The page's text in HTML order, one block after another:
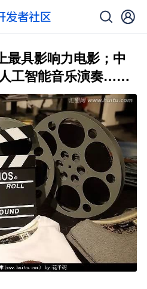
最具影响力电影；中
工智能音乐演奏……